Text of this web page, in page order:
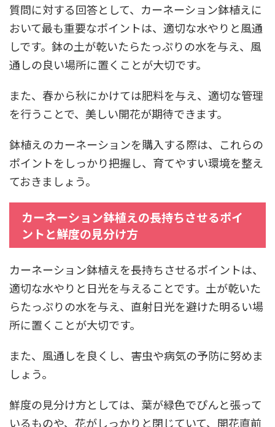
質問に対する回答として、カーネーション鉢植えに
おいて最も重要なポイントは、適切な水やりと風通
しです。鉢の土が乾いたらたっぷりの水を与え、風
通しの良い場所に置くことが大切です。
また、春から秋にかけては肥料を与え、適切な管理
を行うことで、美しい開花が期待できます。
鉢植えのカーネーションを購入する際は、これらの
ポイントをしっかり把握し、育てやすい環境を整え
ておきましょう。
カーネーション鉢植えの長持ちさせるポイ
ントと鮮度の見分け方
カーネーション鉢植えを長持ちさせるポイントは、
適切な水やりと日光を与えることです。土が乾いた
らたっぷりの水を与え、直射日光を避けた明るい場
所に置くことが大切です。
また、風通しを良くし、害虫や病気の予防に努めま
しょう。
鮮度の見分け方としては、葉が緑色でぴんと張って
いるものや、花がしっかりと閉じていて、開花直前